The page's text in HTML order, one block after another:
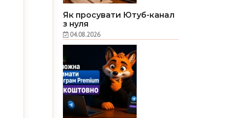
Як просувати Ютуб-канал
з нуля
04.08.2026